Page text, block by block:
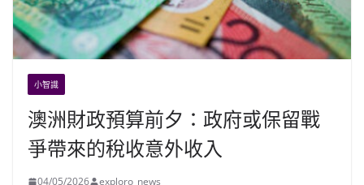
小智識
澳洲財政預算前夕：政府或保留戰
爭帶來的稅收意外收入
04/05/2026 exploro_news